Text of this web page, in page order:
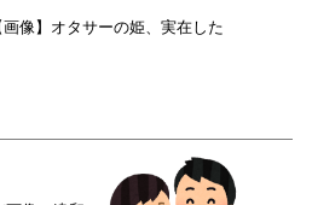
画像】オタサーの姫、実在した